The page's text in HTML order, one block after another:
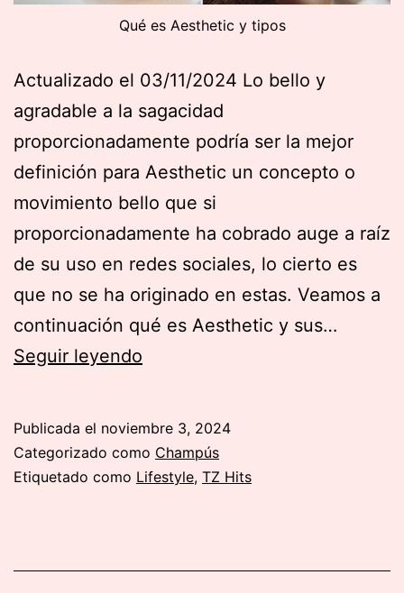
Qué es Aesthetic y tipos
Actualizado el 03/11/2024 Lo bello y
agradable a la sagacidad
proporcionadamente podría ser la mejor
definición para Aesthetic un concepto o
movimiento bello que si
proporcionadamente ha cobrado auge a raíz
de su uso en redes sociales, lo cierto es
que no se ha originado en estas. Veamos a
continuación qué es Aesthetic y sus…
Seguir leyendo
y
tipos
Publicada el noviembre 3, 2024
Categorizado como Champús
Etiquetado como Lifestyle, TZ Hits